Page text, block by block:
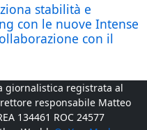
stabilità e
con le nuove Intense
con il
giornalistica registrata al
responsabile Matteo
134461 ROC 24577